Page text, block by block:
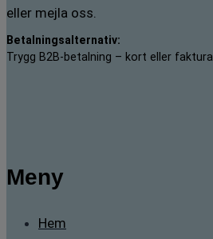
eller mejla oss.
Betalningsalternativ:
Trygg B2B-betalning – kort eller faktura
Meny
Hem